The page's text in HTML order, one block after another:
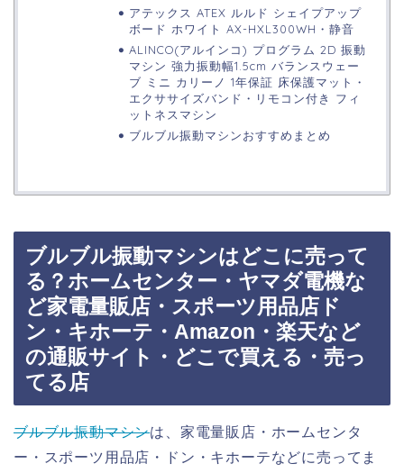
アテックス ATEX ルルド シェイプアップ
ボード ホワイト AX-HXL300WH・静音
ALINCO(アルインコ) プログラム 2D 振動
マシン 強力振動幅1.5cm バランスウェー
ブ ミニ カリーノ 1年保証 床保護マット・
エクササイズバンド・リモコン付き フィ
ットネスマシン
ブルブル振動マシンおすすめまとめ
ブルブル振動マシンはどこに売って
る？ホームセンター・ヤマダ電機な
ど家電量販店・スポーツ用品店ド
ン・キホーテ・Amazon・楽天など
の通販サイト・どこで買える・売っ
てる店
ブルブル振動マシンは、家電量販店・ホームセンタ
ー・スポーツ用品店・ドン・キホーテなどに売ってま